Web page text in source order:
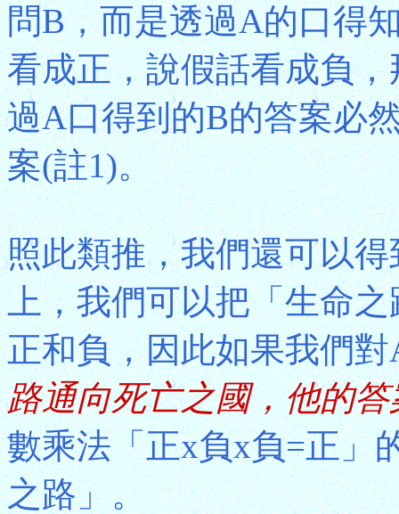
問B，而是透過A的口得
看成正，說假話看成負
過A口得到的B的答案必
案(註1)。
照此類推，我們還可以
上，我們可以把「生命
正和負，因此如果我們
路通向死亡之國，他的
數乘法「正x負x負=正」
之路」。